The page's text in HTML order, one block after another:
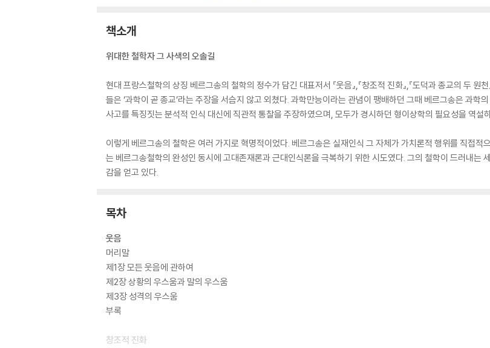
책소개
위대한 철학자 그 사색의 오솔길
현대 프랑스철학의 상징 베르그송의 철학의 정수가 담긴 대표저서 『웃음』,『창조적 진화』,『도덕과 종교의 두
들은 ‘과학이 곧 종교’라는 주장을 서슴지 않고 외쳤다. 과학만능이라는 관념이 팽배하던 그때 베르그송은 과
사고를 특징짓는 분석적 인식 대신에 직관적 통찰을 주장하였으며, 모두가 경시하던 형이상학의 필요성을 역설
이렇게 베르그송의 철학은 여러 가지로 혁명적이었다. 베르그송은 실재인식 그 자체가 가치론적 행위를 직접적
는 베르그송철학의 완성인 동시에 고대존재론과 근대인식론을 극복하기 위한 시도였다. 그의 철학이 드러내는
감을 얻고 있다.
목차
웃음
머리말
제1장 모든 웃음에 관하여
제2장 상황의 우스움과 말의 우스움
제3장 성격의 우스움
부록
창조적 진화